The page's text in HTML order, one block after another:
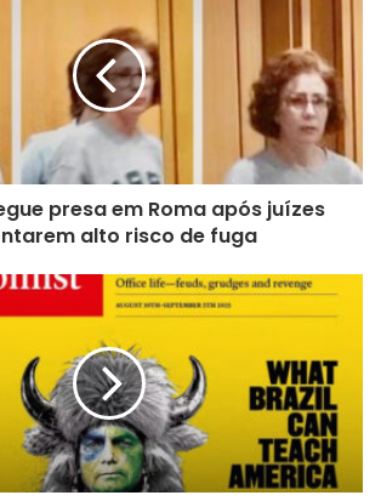
presa em Roma após juízes
alto risco de fuga